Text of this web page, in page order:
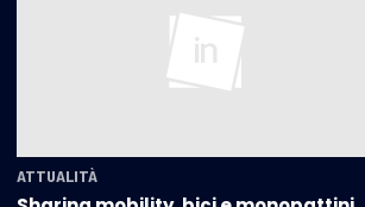
ATTUALITÀ